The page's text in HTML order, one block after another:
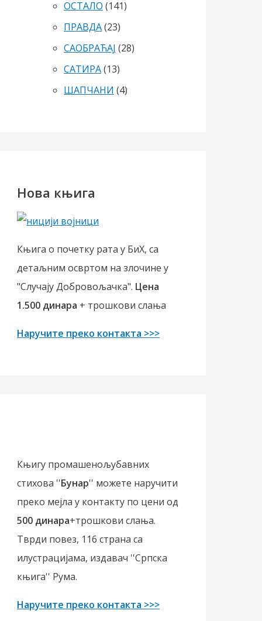
ОСТАЛО (141)
ПРАВДА(23)
САОБРАЋАЈ (28)
САТИРА(13)
ШАПЧАНИ (4)
Нова књига
Књига о почетку рата у БиХ, са
детаљним освртом на злочине у
"Случају Добровољачка". Цена
1.500 динара + трошкови слања
Наручите преко контакта >>>
Књигу промашенољубавних
стихова ''Бунар'' можете наручити
преко мејла у контакту по цени од
500 динара+трошкови слања.
Тврди повез, 116 страна са
илустрацијама, издавач ''Српска
књига'' Рума.
Наручите преко контакта >>>